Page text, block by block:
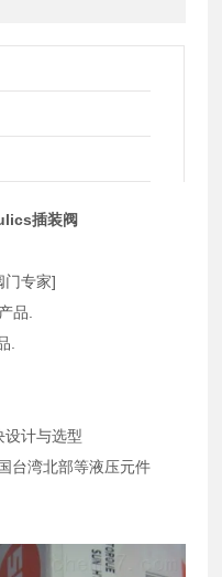
插装阀
门专家]
品.
.
设计与选型
台湾北部等液压元件